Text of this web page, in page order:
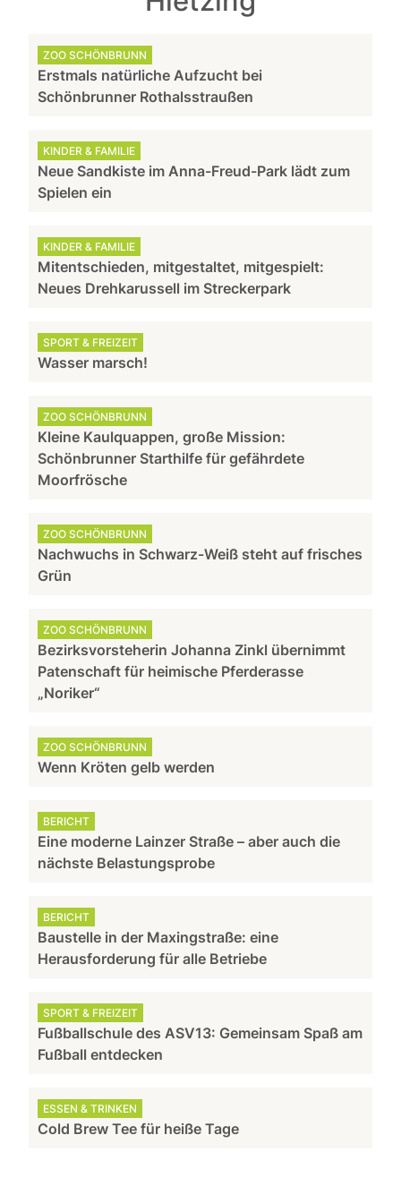
ZOO SCHÖNBRUNN
Erstmals natürliche Aufzucht bei
Schönbrunner Rothalsstraußen
KINDER & FAMILIE
Neue Sandkiste im Anna-Freud-Park lädt zum
Spielen ein
KINDER & FAMILIE
Mitentschieden, mitgestaltet, mitgespielt:
Neues Drehkarussell im Streckerpark
SPORT & FREIZEIT
Wasser marsch!
ZOO SCHÖNBRUNN
Kleine Kaulquappen, große Mission:
Schönbrunner Starthilfe für gefährdete
Moorfrösche
ZOO SCHÖNBRUNN
Nachwuchs in Schwarz-Weiß steht auf frisches
Grün
ZOO SCHÖNBRUNN
Bezirksvorsteherin Johanna Zinkl übernimmt
Patenschaft für heimische Pferderasse
„Noriker“
ZOO SCHÖNBRUNN
Wenn Kröten gelb werden
BERICHT
Eine moderne Lainzer Straße – aber auch die
nächste Belastungsprobe
BERICHT
Baustelle in der Maxingstraße: eine
Herausforderung für alle Betriebe
SPORT & FREIZEIT
Fußballschule des ASV13: Gemeinsam Spaß am
Fußball entdecken
ESSEN & TRINKEN
Cold Brew Tee für heiße Tage